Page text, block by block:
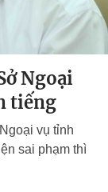
Ngoại
tiếng
vụ tỉnh
sai phạm thì